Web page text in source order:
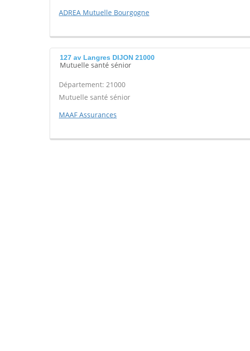
ADREA Mutuelle Bourgogne
127 av Langres DIJON 21000
Mutuelle santé sénior
Département: 21000
Mutuelle santé sénior
MAAF Assurances